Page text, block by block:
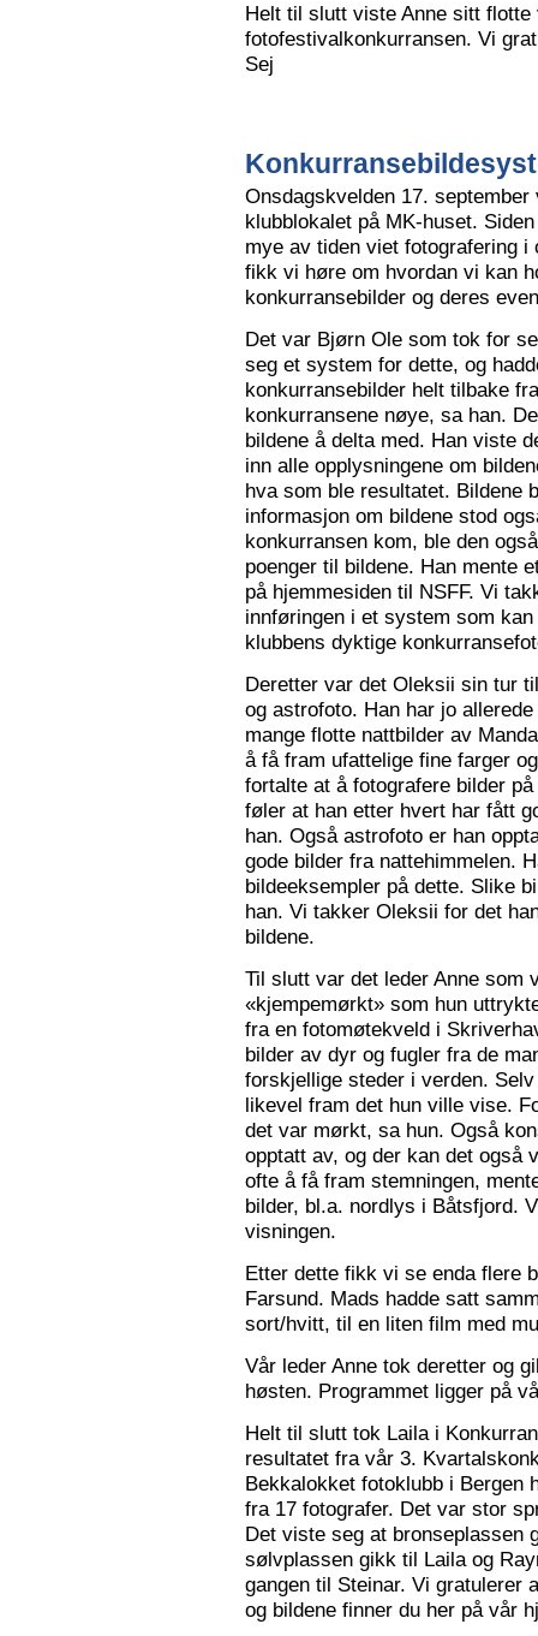
Helt til slutt viste Anne sitt flotte
fotofestivalkonkurransen. Vi
Sej
Onsdagskvelden 17.
klubblokalet på MK-huset.
mye av tiden viet fotografering
fikk vi høre om hvordan vi kan
konkurransebilder og deres
Det var Bjørn Ole som tok for
seg et system for dette, og
konkurransebilder helt tilbake
konkurransene nøye, sa han.
bildene å delta med. Han viste
inn alle opplysningene om
hva som ble resultatet. Bildene
informasjon om bildene stod
konkurransen kom, ble den
poenger til bildene. Han mente
på hjemmesiden til NSFF. Vi
innføringen i et system som
klubbens dyktige
Deretter var det Oleksii sin tur
og astrofoto. Han har jo
mange flotte nattbilder av
å få fram ufattelige fine farger
fortalte at å fotografere bilder
føler at han etter hvert har fått
han. Også astrofoto er han
gode bilder fra nattehimmelen.
bildeeksempler på dette. Slike
han. Vi takker Oleksii for det
bildene.
Til slutt var det leder Anne som
«kjempemørkt» som hun
fra en fotomøtekveld i
bilder av dyr og fugler fra de
forskjellige steder i verden.
likevel fram det hun ville vise.
det var mørkt, sa hun. Også
opptatt av, og der kan det
ofte å få fram stemningen,
bilder, bl.a. nordlys i Båtsfjord.
visningen.
Etter dette fikk vi se enda flere
Farsund. Mads hadde satt
sort/hvitt, til en liten film med
Vår leder Anne tok deretter og
høsten. Programmet ligger på
Helt til slutt tok Laila i
resultatet fra vår 3.
Bekkalokket fotoklubb i
fra 17 fotografer. Det var stor
Det viste seg at bronseplassen
sølvplassen gikk til Laila og
gangen til Steinar. Vi gratulerer
og bildene finner du her på vår